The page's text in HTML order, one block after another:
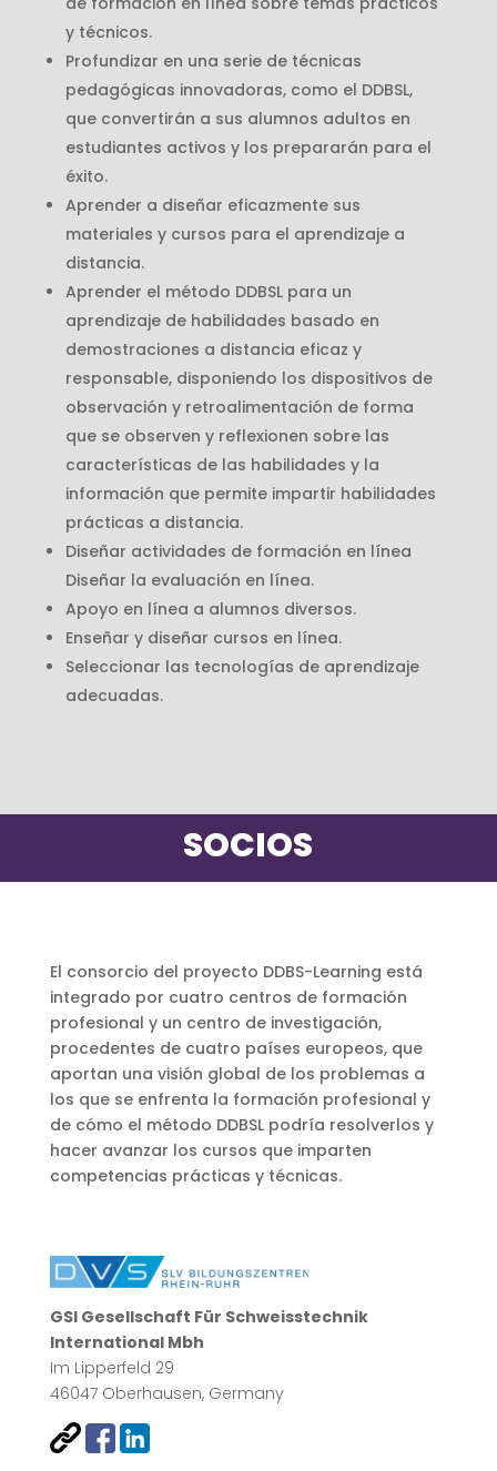
y técnicos.
Profundizar en una serie de técnicas
pedagógicas innovadoras, como el DDBSL,
que convertirán a sus alumnos adultos en
estudiantes activos y los prepararán para el
éxito.
Aprender a diseñar eficazmente sus
materiales y cursos para el aprendizaje a
distancia.
Aprender el método DDBSL para un
aprendizaje de habilidades basado en
demostraciones a distancia eficaz y
responsable, disponiendo los dispositivos de
observación y retroalimentación de forma
que se observen y reflexionen sobre las
características de las habilidades y la
información que permite impartir habilidades
prácticas a distancia.
Diseñar actividades de formación en línea
Diseñar la evaluación en línea.
Apoyo en línea a alumnos diversos.
Enseñar y diseñar cursos en línea.
Seleccionar las tecnologías de aprendizaje
adecuadas.
SOCIOS
El consorcio del proyecto DDBS-Learning está
integrado por cuatro centros de formación
profesional y un centro de investigación,
procedentes de cuatro países europeos, que
aportan una visión global de los problemas a
los que se enfrenta la formación profesional y
de cómo el método DDBSL podría resolverlos y
hacer avanzar los cursos que imparten
competencias prácticas y técnicas.
GSI Gesellschaft Für Schweisstechnik
International Mbh
Im Lipperfeld 29
46047 Oberhausen, Germany